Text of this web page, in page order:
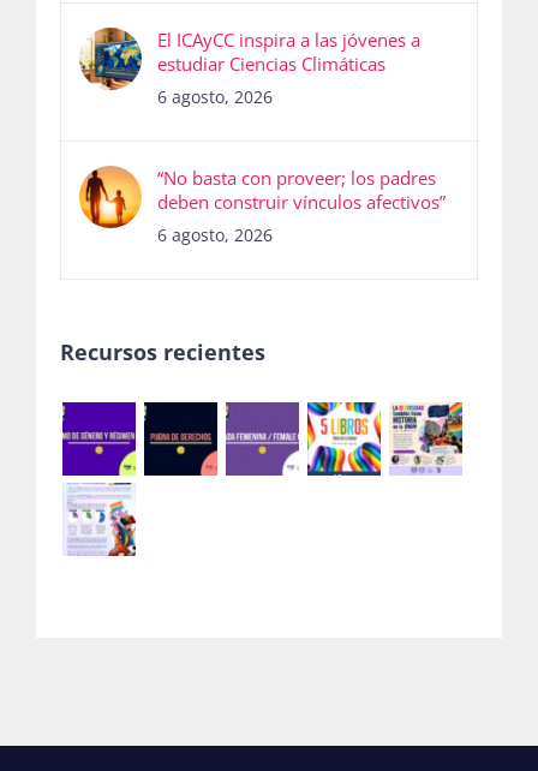
El ICAyCC inspira a las jóvenes a
estudiar Ciencias Climáticas
6 agosto, 2026
“No basta con proveer; los padres
deben construir vínculos afectivos”
6 agosto, 2026
Recursos recientes